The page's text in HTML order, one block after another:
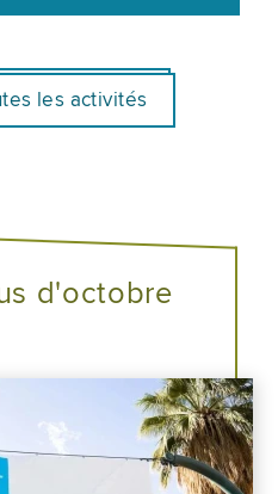
les activités
d'octobre